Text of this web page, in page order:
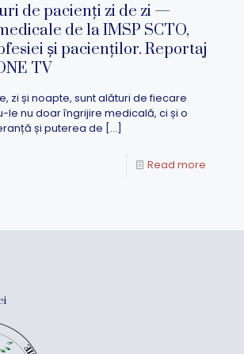
de pacienți zi de zi —
de la IMSP SCTO,
și pacienților. Reportaj
TV
zi și noapte, sunt alături de fiecare
le nu doar îngrijire medicală, ci și o
și puterea de […]
Read more